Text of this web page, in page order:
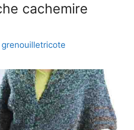
cachemire
grenouilletricote